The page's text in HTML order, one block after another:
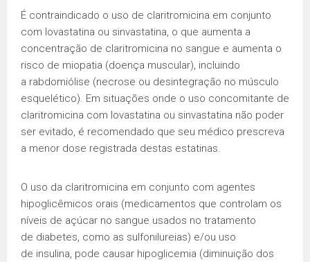
É contraindicado o uso de claritromicina em conjunto
com lovastatina ou sinvastatina, o que aumenta a
concentração de claritromicina no sangue e aumenta o
risco de miopatia (doença muscular), incluindo
a rabdomiólise (necrose ou desintegração no músculo
esquelético). Em situações onde o uso concomitante de
claritromicina com lovastatina ou sinvastatina não poder
ser evitado, é recomendado que seu médico prescreva
a menor dose registrada destas estatinas.
O uso da claritromicina em conjunto com agentes
hipoglicêmicos orais (medicamentos que controlam os
níveis de açúcar no sangue usados no tratamento
de diabetes, como as sulfonilureias) e/ou uso
de insulina, pode causar hipoglicemia (diminuição dos